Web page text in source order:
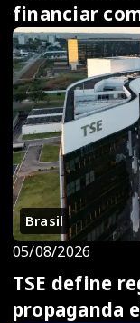
financiar
Brasil
05/08/2026
TSE define
propaganda